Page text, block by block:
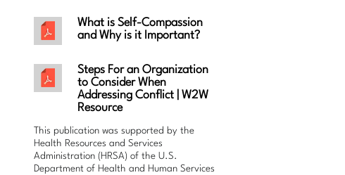
What is Self-Compassion
and Why is it Important?
Steps For an Organization
to Consider When
Addressing Conflict | W2W
Resource
This publication was supported by the
Health Resources and Services
Administration (HRSA) of the U.S.
Department of Health and Human Services